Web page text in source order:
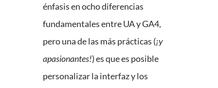
énfasis en ocho diferencias
fundamentales entre UA y GA4,
pero una de las más prácticas (¡y
apasionantes!) es que es posible
personalizar la interfaz y los